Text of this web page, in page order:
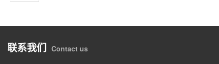
联系我们 Contact us